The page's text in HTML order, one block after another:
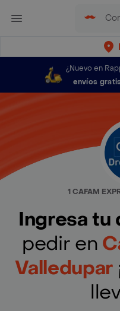
¿Nuevo en
envíos
1 CAFAM
Ingresa tu
pedir en
Valledupar